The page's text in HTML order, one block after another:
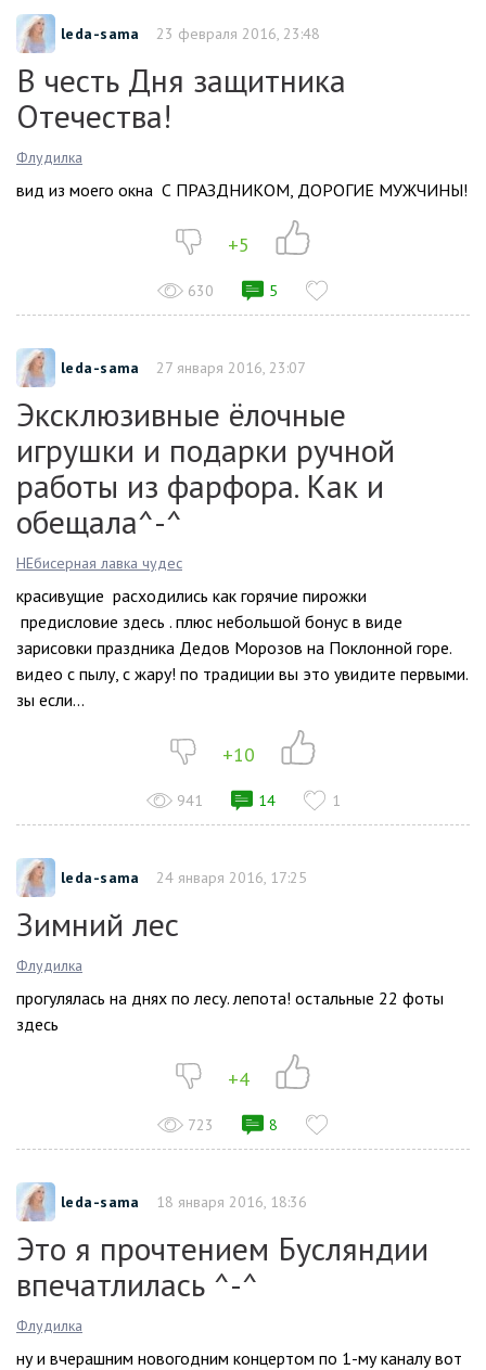
leda-sama 23 февраля 2016, 23:48
В честь Дня защитника
Отечества!
Флудилка
вид из моего окна С ПРАЗДНИКОМ, ДОРОГИЕ МУЖЧИНЫ!
+5
630 5
leda-sama 27 января 2016, 23:07
Эксклюзивные ёлочные
игрушки и подарки ручной
работы из фарфора. Как и
обещала^-^
НЕбисерная лавка чудес
красивущие расходились как горячие пирожки
предисловие здесь . плюс небольшой бонус в виде
зарисовки праздника Дедов Морозов на Поклонной горе.
видео с пылу, с жару! по традиции вы это увидите первыми.
зы если...
+10
941 14 1
leda-sama 24 января 2016, 17:25
Зимний лес
Флудилка
прогулялась на днях по лесу. лепота! остальные 22 фоты
здесь
+4
723 8
leda-sama 18 января 2016, 18:36
Это я прочтением Бусляндии
впечатлилась ^-^
Флудилка
ну и вчерашним новогодним концертом по 1-му каналу вот